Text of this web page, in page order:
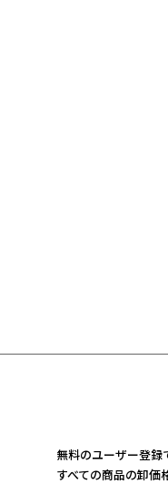
無料のユーザー登録
すべての商品の卸価